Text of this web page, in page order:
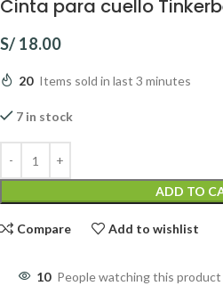
Cinta para cuello
S/ 18.00
20 Items sold in last 3 minutes
7 in stock
ADD TO
Compare Add to wishlist
10 People watching this